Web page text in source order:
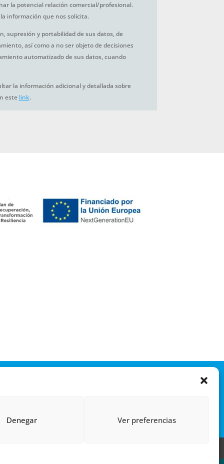
Denegar Ver preferencias
la potencial relación comercial/profesional.
información que nos solicita.
supresión y portabilidad de sus datos, de
así como a no ser objeto de decisiones
automatizado de sus datos, cuando
la información adicional y detallada sobre
este link.